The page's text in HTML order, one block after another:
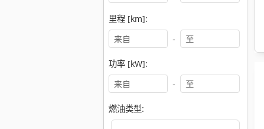
里程 [km]:
-
功率 [kW]:
-
燃油类型: